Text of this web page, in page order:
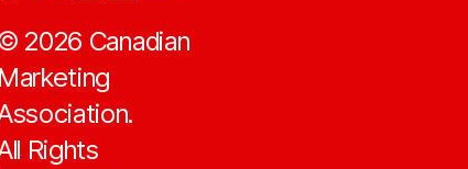
2026 Canadian
Marketing
Rights